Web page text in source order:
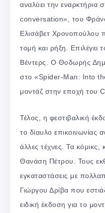
αναλύει την εναρκτήρια
conversation», του
Ελισάβετ Χρονοπούλου
τομή και ρήξη. Επιλέγει
Βέντερς. Ο Θοδωρής
στο «Spider-Man: Into
μοντάζ στην εποχή του
Τέλος, η φεστιβαλική
το δίαυλο επικοινωνίας
άλλες τέχνες. Τα κόμικς,
Θανάση Πέτρου. Τους
εγκαταστάσεις με
Γιώργου Δρίβα που
ειδική έκδοση για το